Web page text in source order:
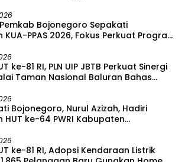
Pemkab Bojonegoro Sepakati
KUA-PPAS 2026, Fokus Perkuat Program
ke-81 RI, PLN UIP JBTB Perkuat Sinergi
Taman Nasional Baluran Bahas
Kalipuro
Bojonegoro, Nurul Azizah, Hadiri
HUT ke-64 PWRI Kabupaten
ke-81 RI, Adopsi Kendaraan Listrik